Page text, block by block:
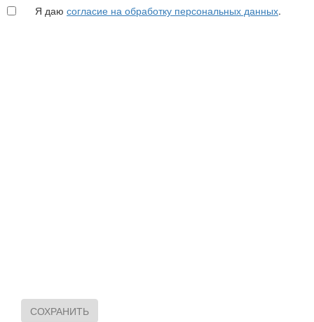
Я даю согласие на обработку персональных данных.
СОХРАНИТЬ